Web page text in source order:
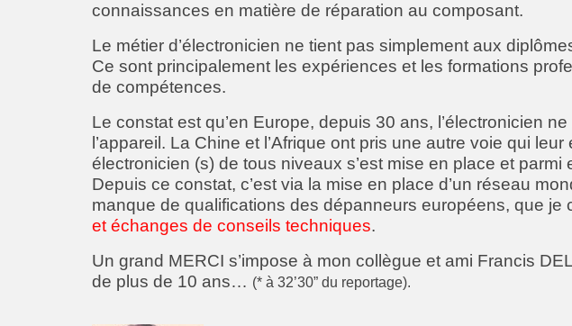
connaissances en matière de réparation au composant.
Le métier d’électronicien ne tient pas simplement aux
Ce sont principalement les expériences et les formations
de compétences.
Le constat est qu’en Europe, depuis 30 ans, l’électronicien
l’appareil. La Chine et l’Afrique ont pris une autre voie qui
électronicien (s) de tous niveaux s’est mise en place et
Depuis ce constat, c’est via la mise en place d’un réseau
manque de qualifications des dépanneurs européens, que je
et échanges de conseils techniques.
Un grand MERCI s’impose à mon collègue et ami Francis
de plus de 10 ans… (* à 32’30” du reportage).